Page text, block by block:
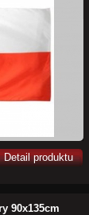
Detail produktu
90x135cm